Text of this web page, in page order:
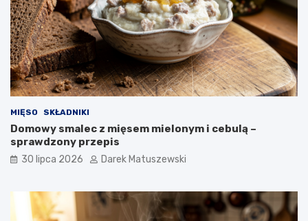
MIĘSO SKŁADNIKI
Domowy smalec z mięsem mielonym i cebulą –
sprawdzony przepis
30 lipca 2026 Darek Matuszewski